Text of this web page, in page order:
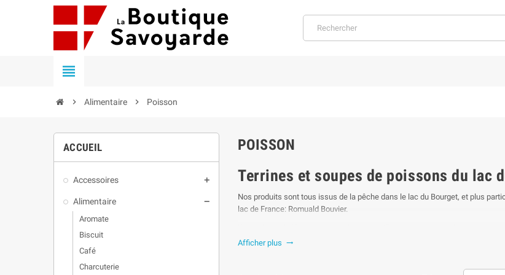

 Alimentaire  Poisson
ACCUEIL
Accessoires 
Alimentaire 
Aromate
Biscuit
Café
Charcuterie
POISSON
Terrines et soupes de poissons du lac
Nos produits sont tous issus de la pêche dans le lac du Bourget, et plus
lac de France: Romuald Bouvier.
Tous ces produits sont délicieux et proviennent des poissons du lac comme
Afficher plus 